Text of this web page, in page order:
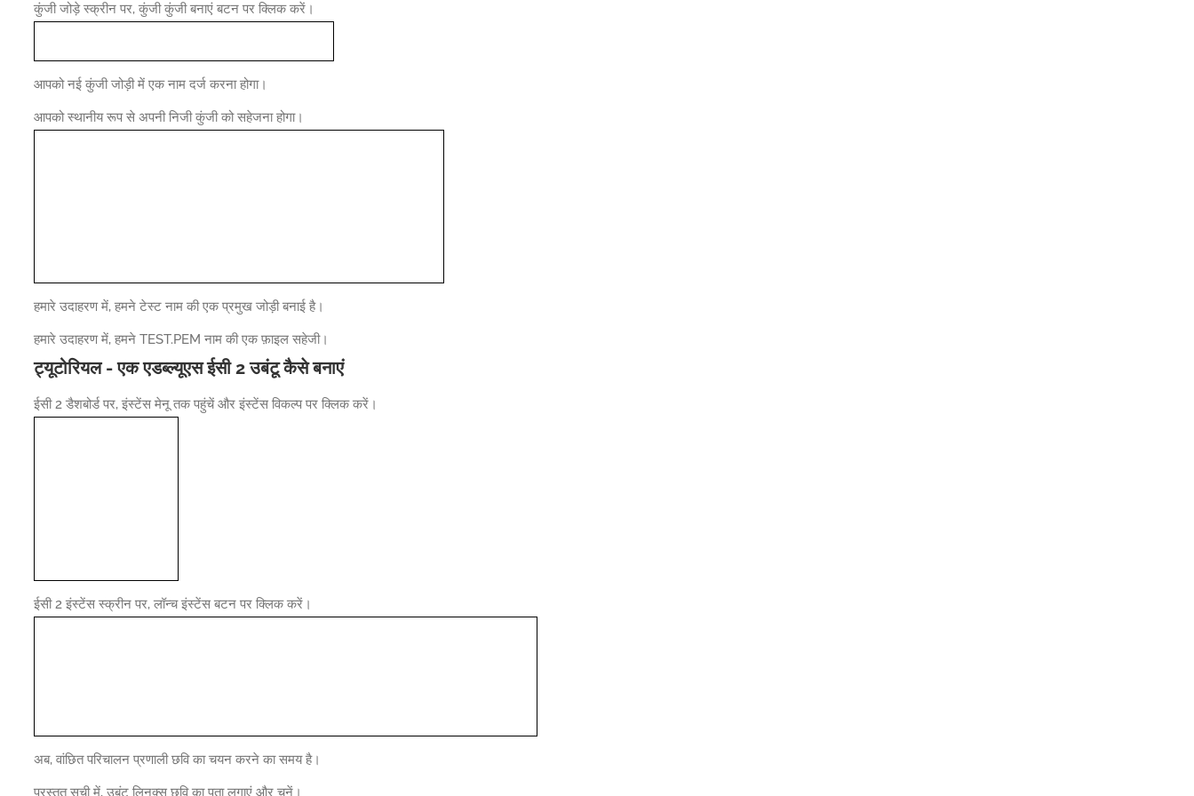
कुंजी जोड़े स्क्रीन पर, कुंजी कुंजी बनाएं बटन पर क्लिक करें।
आपको नई कुंजी जोड़ी में एक नाम दर्ज करना होगा।
आपको स्थानीय रूप से अपनी निजी कुंजी को सहेजना होगा।
हमारे उदाहरण में, हमने टेस्ट नाम की एक प्रमुख जोड़ी बनाई है।
हमारे उदाहरण में, हमने TEST.PEM नाम की एक फ़ाइल सहेजी।
ट्यूटोरियल - एक एडब्ल्यूएस ईसी 2 उबंटू कैसे बनाएं
ईसी 2 डैशबोर्ड पर, इंस्टेंस मेनू तक पहुंचें और इंस्टेंस विकल्प पर क्लिक करें।
ईसी 2 इंस्टेंस स्क्रीन पर, लॉन्च इंस्टेंस बटन पर क्लिक करें।
अब, वांछित परिचालन प्रणाली छवि का चयन करने का समय है।
प्रस्तुत सूची में, उबंटू लिनक्स छवि का पता लगाएं और चुनें।